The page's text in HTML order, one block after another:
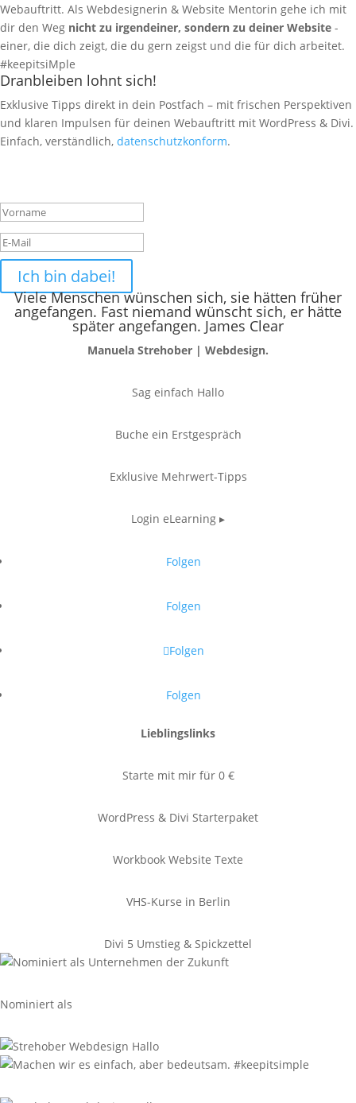
Webauftritt. Als Webdesignerin & Website Mentorin gehe ich mit
dir den Weg nicht zu irgendeiner, sondern zu deiner Website -
einer, die dich zeigt, die du gern zeigst und die für dich arbeitet.
#keepitsiMple
Dranbleiben lohnt sich!
Exklusive Tipps direkt in dein Postfach – mit frischen Perspektiven
und klaren Impulsen für deinen Webauftritt mit WordPress & Divi.
Einfach, verständlich, datenschutzkonform.
Ich bin dabei!
Viele Menschen wünschen sich, sie hätten früher
angefangen. Fast niemand wünscht sich, er hätte
später angefangen. James Clear
Manuela Strehober | Webdesign.
Sag einfach Hallo
Buche ein Erstgespräch
Exklusive Mehrwert-Tipps
Login eLearning ▸
Folgen
Folgen
Folgen
Folgen
Lieblingslinks
Starte mit mir für 0 €
WordPress & Divi Starterpaket
Workbook Website Texte
VHS-Kurse in Berlin
Divi 5 Umstieg & Spickzettel
Nominiert als